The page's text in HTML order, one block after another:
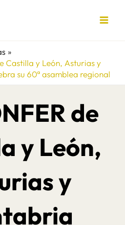
Castilla y León, Asturias y
su 60ª asamblea regional
de
y León,
y